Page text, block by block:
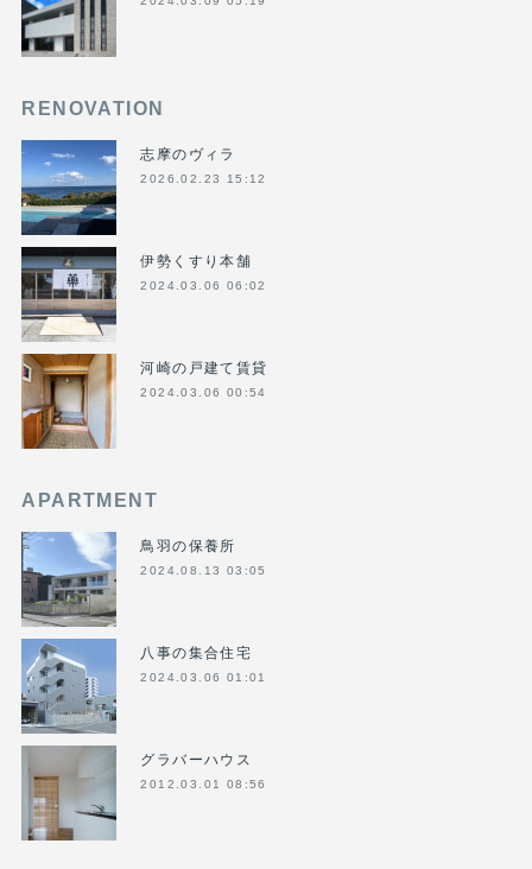
RENOVATION
志摩のヴィラ
2026.02.23 15:12
伊勢くすり本舗
2024.03.06 06:02
河崎の戸建て賃貸
2024.03.06 00:54
APARTMENT
鳥羽の保養所
2024.08.13 03:05
八事の集合住宅
2024.03.06 01:01
グラバーハウス
2012.03.01 08:56